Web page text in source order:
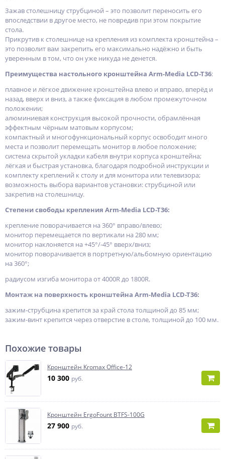
Зажав столешницу струбциной – это позволит переносить его
впоследствии в другое место, не повредив при этом покрытие
стола.
Прикрутив к столешнице на крепления из комплекта кронштейна –
это позволит вам закрепить его максимально надёжно и быть
уверенным в том, что он уже никуда не денется.
Преимущества настольного кронштейна Arm-Media LCD-T36:
плавное и лёгкое движение кронштейна влево и вправо, вперёд и
назад, вверх и вниз, а также фиксация в любом промежуточном
положении;
алюминиевая конструкция высокой прочности, обрамлённая
эффектным чёрным матовым корпусом;
компактный и многофункциональный корпус освободит много
места и позволит перемещать монитор в любое положение;
система скрытой укладки кабеля внутри корпуса кронштейна;
лёгкая и быстрая установка, благодаря подробной инструкции и
комплекту креплений к столу и для монитора или телевизора;
возможность выбора вариантов установки: струбциной или
закрепив на столешницу.
Степени свободы крепления Arm-Media LCD-T36:
крепление поворачивается на 360° вправо/влево;
монитор перемещается по вертикали на 280 мм;
монитор наклоняется на +45°/-45° вверх/вниз;
монитор поворачивается в портретную/альбомную ориентацию
на 360°;
радиусом изгиба монитора от 4000R до 1800R.
Монтаж на поверхность кронштейна Arm-Media LCD-T36:
зажим-струбцина крепится за край стола толщиной до 85 мм;
зажим-винт крепится через отверстие в столе, толщиной до 100 мм.
Похожие товары
Кронштейн Kromax Office-12
10 300 руб.
Кронштейн ErgoFount BTFS-100G
27 900 руб.